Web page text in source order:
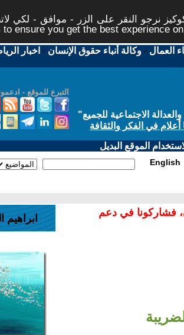
نرجو النقر على الزر - موافق - لكي
ensure you get the best experience
العمال -وكالة أنباء حقوق الإنسان - اخبار
التبرع للموقع -
الاجتماعية للجميع"
في الفكر والثقافة
الموقع البديل
English
فشاركونا في دعم
ابراهيم